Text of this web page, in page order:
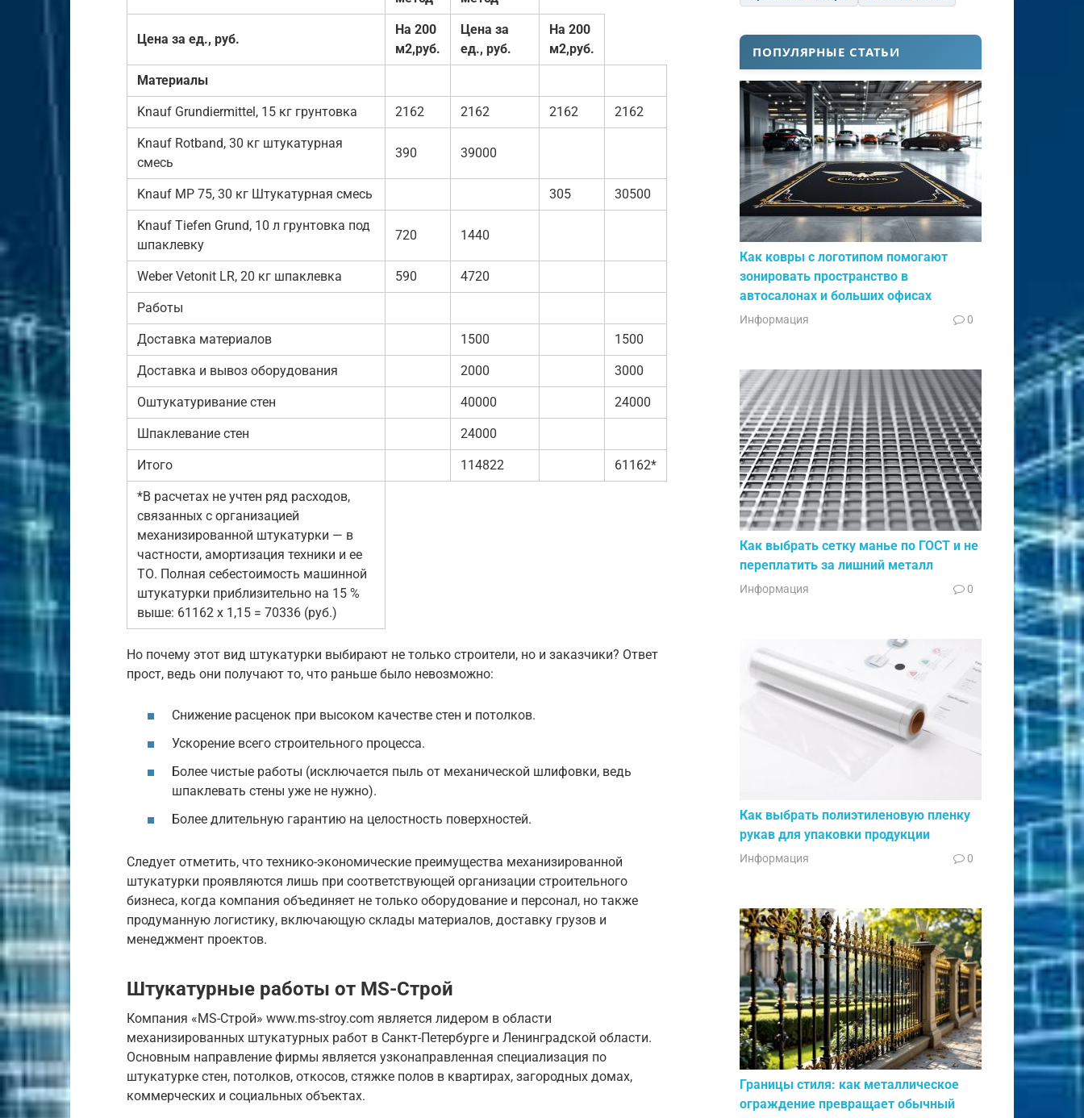
Цена за ед., руб.
На 200
м2,руб.
Цена за
ед., руб.
На 200
м2,руб.
Материалы
Knauf Grundiermittel, 15 кг грунтовка 2162 2162 2162 2162
Knauf Rotband, 30 кг штукатурная
смесь
390 39000
Knauf MP 75, 30 кг Штукатурная смесь 305 30500
Knauf Tiefen Grund, 10 л грунтовка под
шпаклевку
720 1440
Weber Vetonit LR, 20 кг шпаклевка 590 4720
Работы
Доставка материалов 1500 1500
Доставка и вывоз оборудования 2000 3000
Оштукатуривание стен 40000 24000
Шпаклевание стен 24000
Итого 114822 61162*
*В расчетах не учтен ряд расходов,
связанных с организацией
механизированной штукатурки — в
частности, амортизация техники и ее
ТО. Полная себестоимость машинной
штукатурки приблизительно на 15 %
выше: 61162 х 1,15 = 70336 (руб.)
Но почему этот вид штукатурки выбирают не только строители, но и заказчики? Ответ
прост, ведь они получают то, что раньше было невозможно:
Снижение расценок при высоком качестве стен и потолков.
Ускорение всего строительного процесса.
Более чистые работы (исключается пыль от механической шлифовки, ведь
шпаклевать стены уже не нужно).
Более длительную гарантию на целостность поверхностей.
Следует отметить, что технико-экономические преимущества механизированной
штукатурки проявляются лишь при соответствующей организации строительного
бизнеса, когда компания объединяет не только оборудование и персонал, но также
продуманную логистику, включающую склады материалов, доставку грузов и
менеджмент проектов.
Штукатурные работы от MS-Строй
Компания «MS-Строй» www.ms-stroy.com является лидером в области
механизированных штукатурных работ в Санкт-Петербурге и Ленинградской области.
Основным направление фирмы является узконаправленная специализация по
штукатурке стен, потолков, откосов, стяжке полов в квартирах, загородных домах,
коммерческих и социальных объектах.
ПОПУЛЯРНЫЕ СТАТЬИ
Как ковры с логотипом помогают
зонировать пространство в
автосалонах и больших офисах
Информация 0
Как выбрать сетку манье по ГОСТ и не
переплатить за лишний металл
Информация 0
Как выбрать полиэтиленовую пленку
рукав для упаковки продукции
Информация 0
Границы стиля: как металлическое
ограждение превращает обычный